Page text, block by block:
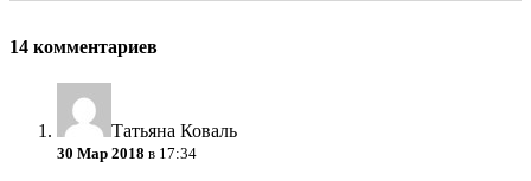
14 комментариев
Татьяна Коваль
30 Мар 2018 в 17:34